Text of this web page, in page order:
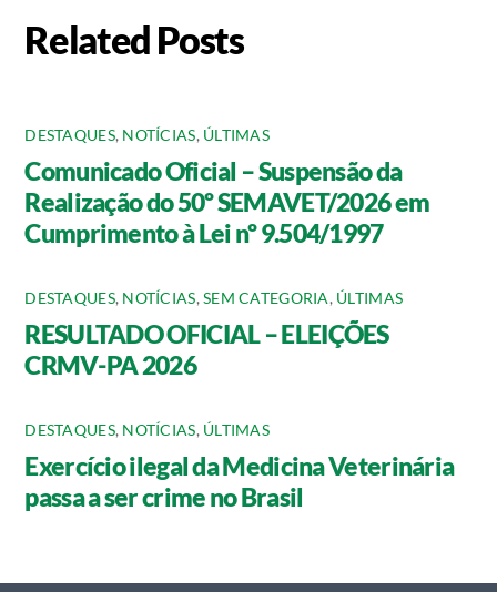
Related Posts
DESTAQUES, NOTÍCIAS, ÚLTIMAS
Comunicado Oficial – Suspensão da
Realização do 50º SEMAVET/2026 em
Cumprimento à Lei nº 9.504/1997
DESTAQUES, NOTÍCIAS,SEM CATEGORIA, ÚLTIMAS
RESULTADO OFICIAL – ELEIÇÕES
CRMV-PA 2026
DESTAQUES, NOTÍCIAS, ÚLTIMAS
Exercício ilegal da Medicina Veterinária
passa a ser crime no Brasil